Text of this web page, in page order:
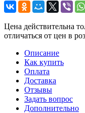
Цена действительна
отличаться от цен в
Описание
Как купить
Оплата
Доставка
Отзывы
Задать вопрос
Дополнительно